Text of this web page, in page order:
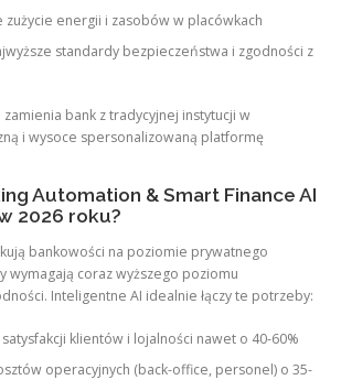
zużycie energii i zasobów w placówkach
standardy bezpieczeństwa i zgodności z
bank z tradycyjnej instytucji w
i wysoce spersonalizowaną platformę
Automation & Smart Finance AI
2026 roku?
bankowości na poziomie prywatnego
wymagają coraz wyższego poziomu
Inteligentne AI idealnie łączy te potrzeby:
klientów i lojalności nawet o 40-60%
operacyjnych (back-office, personel) o 35-